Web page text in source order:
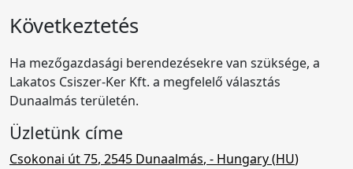
Következtetés
Ha mezőgazdasági berendezésekre van szüksége, a
Lakatos Csiszer-Ker Kft. a megfelelő választás
Dunaalmás területén.
Üzletünk címe
Csokonai út 75, 2545 Dunaalmás, - Hungary (HU)